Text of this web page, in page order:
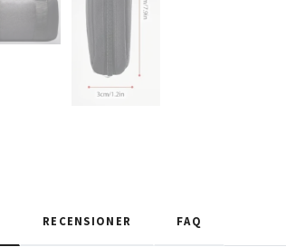
RECENSIONER FAQ